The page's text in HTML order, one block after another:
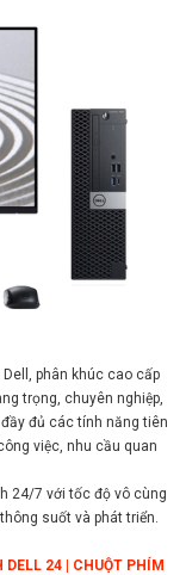
Dell, phân khúc cao cấp
trọng, chuyên nghiệp,
đủ các tính năng tiên
việc, nhu cầu quan
24/7 với tốc độ vô cùng
suốt và phát triển.
24 | CHUỘT PHÍM